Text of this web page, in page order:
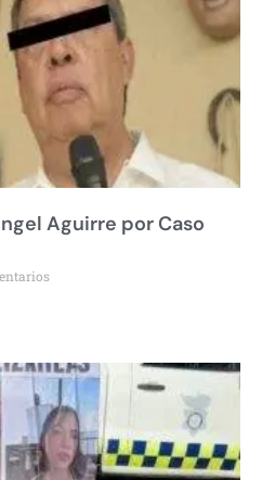
Aguirre por Caso